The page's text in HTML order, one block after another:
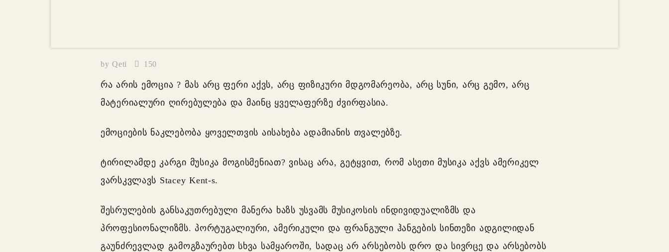
byQeti 150
რა არის ემოცია ? მას არც ფერი აქვს, არც ფიზიკური მდგომარეობა, არც სუნი, არც გემო, არც
მატერიალური ღირებულება და მაინც ყველაფერზე ძვირფასია.
ემოციების ნაკლებობა ყოველთვის აისახება ადამიანის თვალებზე.
ტირილამდე კარგი მუსიკა მოგისმენიათ? ვისაც არა, გეტყვით, რომ ასეთი მუსიკა აქვს ამერიკელ
ვარსკვლავს Stacey Kent-s.
შესრულების განსაკუთრებული მანერა ხაზს უსვამს მუსიკოსის ინდივიდუალიზმს და
პროფესიონალიზმს. პორტუგალიური, ამერიკული და ფრანგული ჰანგების სინთეზი ადგილიდან
გაუნძრევლად გამოგზაურებთ სხვა სამყაროში, სადაც არ არსებობს დრო და სივრცე და არსებობს